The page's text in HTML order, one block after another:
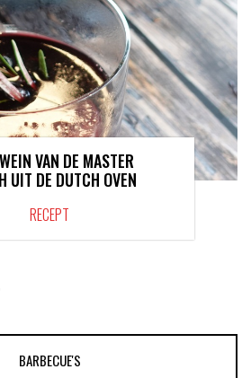
VAN DE MASTER
UIT DE DUTCH OVEN
RECEPT
BARBECUE'S